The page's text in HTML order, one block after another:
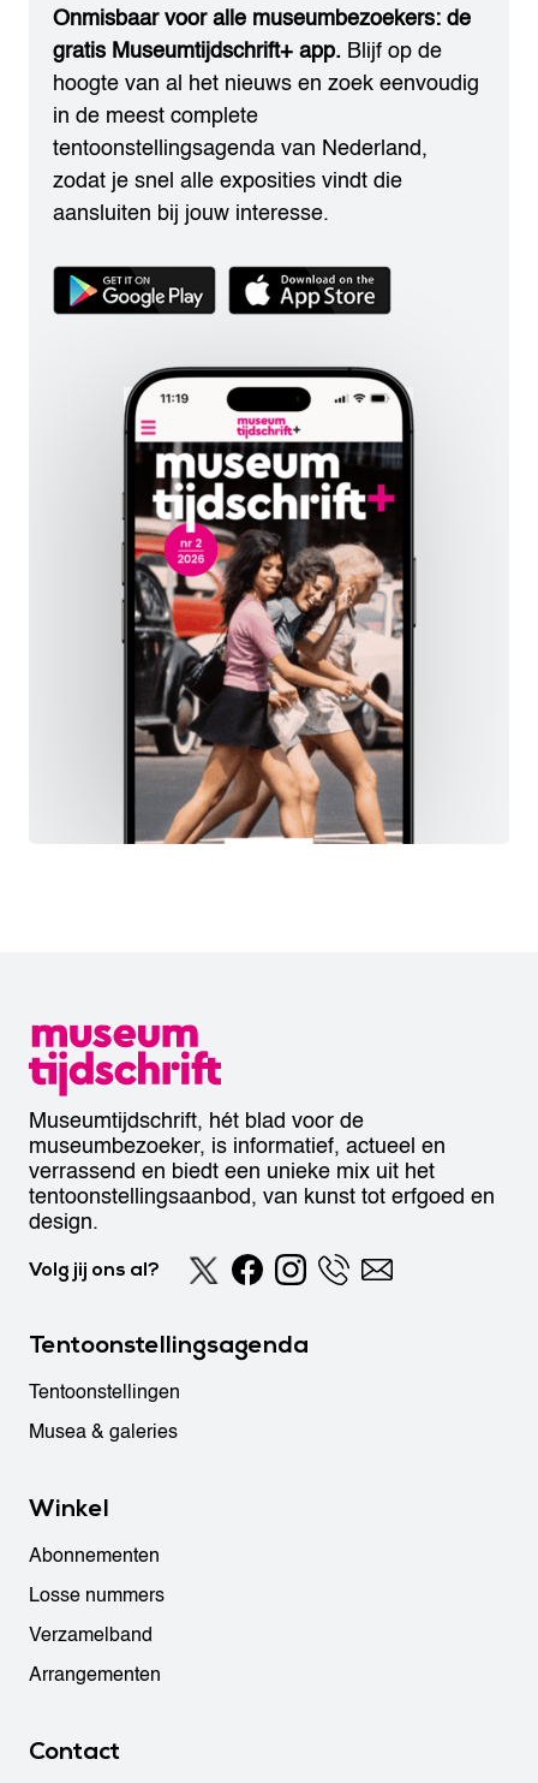
Onmisbaar voor alle museumbezoekers: de
gratis Museumtijdschrift+ app. Blijf op de
hoogte van al het nieuws en zoek eenvoudig
in de meest complete
tentoonstellingsagenda van Nederland,
zodat je snel alle exposities vindt die
aansluiten bij jouw interesse.
Museumtijdschrift, hét blad voor de
museumbezoeker, is informatief, actueel en
verrassend en biedt een unieke mix uit het
tentoonstellingsaanbod, van kunst tot erfgoed en
design.
Volg jij ons al?
Tentoonstellingsagenda
Tentoonstellingen
Musea & galeries
Winkel
Abonnementen
Losse nummers
Verzamelband
Arrangementen
Contact